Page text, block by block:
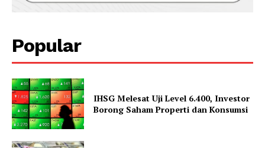
Popular
IHSG Melesat Uji Level 6.400, Investor
Borong Saham Properti dan Konsumsi